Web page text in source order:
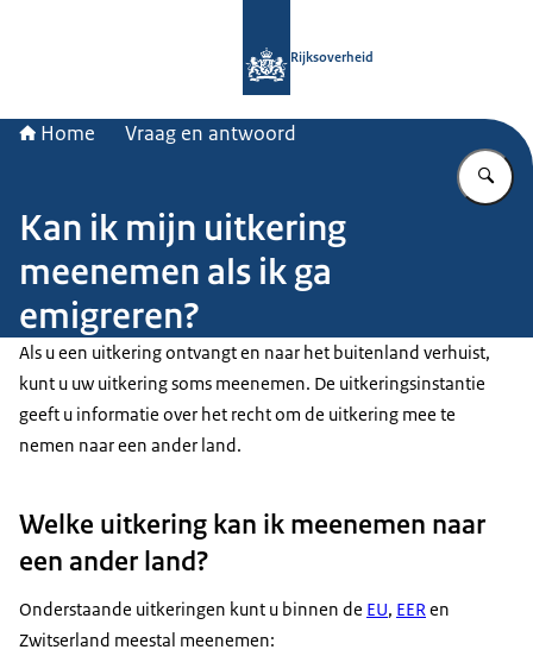
Rijksoverheid
Home Vraag en antwoord
Kan ik mijn uitkering
meenemen als ik ga
emigreren?
Als u een uitkering ontvangt en naar het buitenland verhuist,
kunt u uw uitkering soms meenemen. De uitkeringsinstantie
geeft u informatie over het recht om de uitkering mee te
nemen naar een ander land.
Welke uitkering kan ik meenemen naar
een ander land?
Onderstaande uitkeringen kunt u binnen de EU, EERen
Zwitserland meestal meenemen: